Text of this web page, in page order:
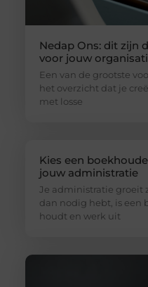
Nedap Ons: dit zijn
voor jouw
Een van de grootste
het overzicht dat je
met losse
Kies een
jouw administratie
Je administratie groeit
dan nodig hebt, is een
houdt en werk uit